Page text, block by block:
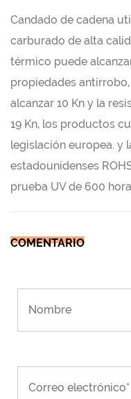
Candado de cadena
carburado de alta
térmico puede
propiedades
alcanzar 10 Kn y la
19 Kn, los productos
legislación europea. y
estadounidenses
prueba UV de 600
COMENTARIO